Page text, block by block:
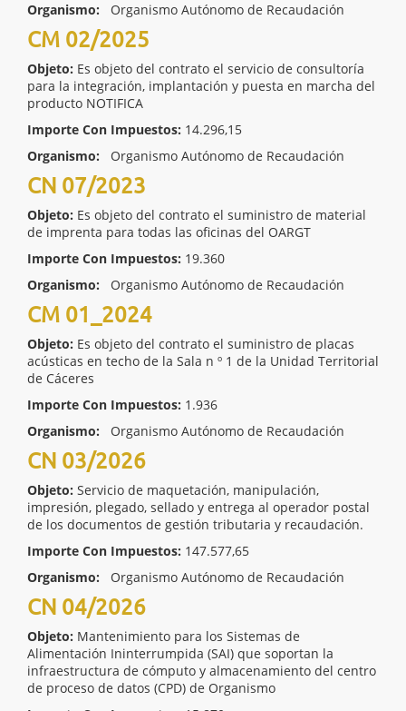
Organismo:
Organismo Autónomo de Recaudación
CM 02/2025
Objeto: Es objeto del contrato el servicio de consultoría
para la integración, implantación y puesta en marcha del
producto NOTIFICA
Importe Con Impuestos: 14.296,15
Organismo:
Organismo Autónomo de Recaudación
CN 07/2023
Objeto: Es objeto del contrato el suministro de material
de imprenta para todas las oficinas del OARGT
Importe Con Impuestos: 19.360
Organismo:
Organismo Autónomo de Recaudación
CM 01_2024
Objeto: Es objeto del contrato el suministro de placas
acústicas en techo de la Sala n º 1 de la Unidad Territorial
de Cáceres
Importe Con Impuestos: 1.936
Organismo:
Organismo Autónomo de Recaudación
CN 03/2026
Objeto: Servicio de maquetación, manipulación,
impresión, plegado, sellado y entrega al operador postal
de los documentos de gestión tributaria y recaudación.
Importe Con Impuestos: 147.577,65
Organismo:
Organismo Autónomo de Recaudación
CN 04/2026
Objeto: Mantenimiento para los Sistemas de
Alimentación Ininterrumpida (SAI) que soportan la
infraestructura de cómputo y almacenamiento del centro
de proceso de datos (CPD) de Organismo